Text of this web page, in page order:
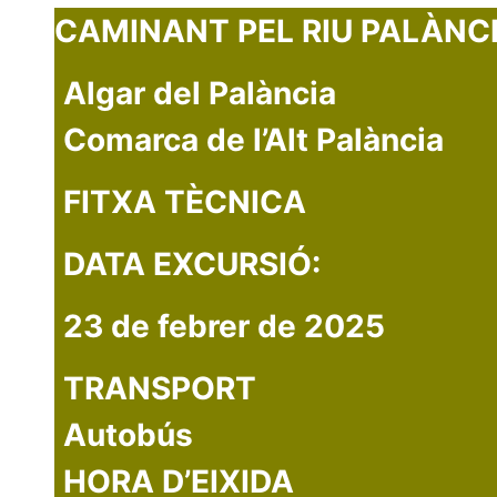
CAMINANT PEL RIU
Algar del Palància
Comarca de l’Alt Palància
FITXA TÈCNICA
DATA EXCURSIÓ:
23 de febrer de 2025
TRANSPORT
Autobús
HORA D’EIXIDA